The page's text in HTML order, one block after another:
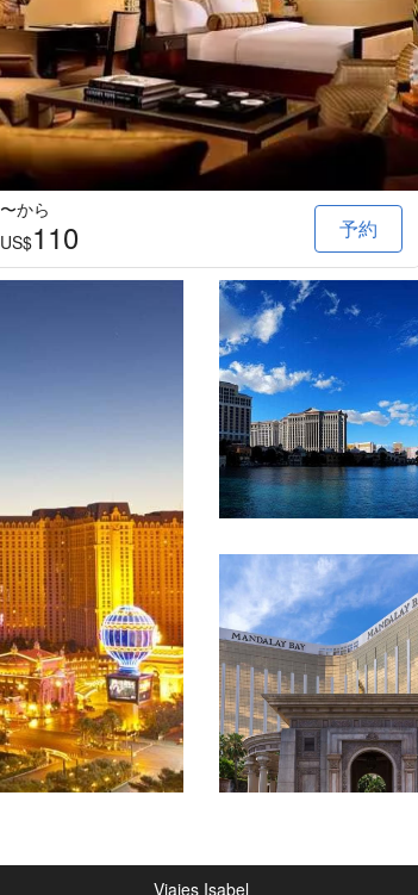
〜から
US$110 予約
Viajes Isabel